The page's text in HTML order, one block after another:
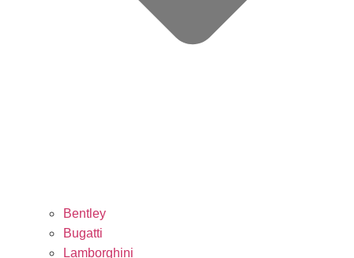
Bentley
Bugatti
Lamborghini